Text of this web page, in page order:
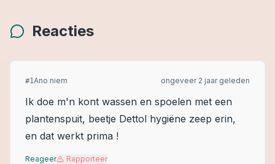
Reacties
#1Ano niem ongeveer 2 jaar geleden
Ik doe m'n kont wassen en spoelen met een
plantenspuit, beetje Dettol hygiëne zeep erin,
en dat werkt prima !
Reageer Rapporteer